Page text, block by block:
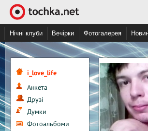
Нічні клуби Вечірки Фотогалерея
i_love_life
Анкета
Друзі
Думки
Фотоальбоми